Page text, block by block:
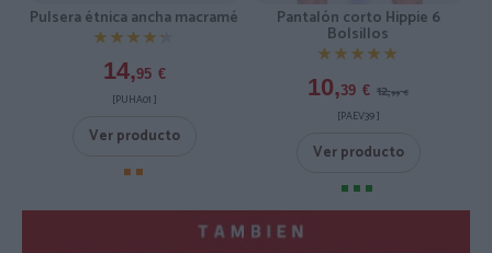
Pulsera étnica ancha macramé
★★★★★
★★★★★
14,95 €
[PUHA01 ]
Ver producto
Pantalón corto Hippie 6
Bolsillos
★★★★★
★★★★★
10,39 € 12,99 €
[PAEV39 ]
Ver producto